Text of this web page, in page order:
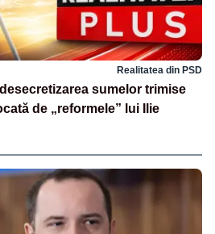
Realitatea din PSD
sumelor trimise
de „reformele” lui Ilie